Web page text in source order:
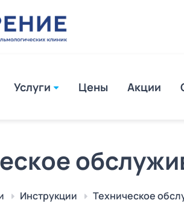
Услуги
Super LASIK в Ульяновске
Лазерная коррекция зрения
Цены Акции
Инструкции Техническое